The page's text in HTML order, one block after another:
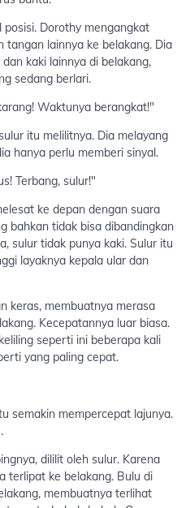
Dorothy mengangkat
lainnya ke belakang. Dia
kaki lainnya di belakang,
sedang berlari.
Waktunya berangkat!"
itu melilitnya. Dia melayang
hanya perlu memberi sinyal.
Terbang, sulur!"
ke depan dengan suara
bahkan tidak bisa dibandingkan
sulur tidak punya kaki. Sulur itu
layaknya kepala ular dan
keras, membuatnya merasa
Kecepatannya luar biasa.
seperti ini beberapa kali
yang paling cepat.
semakin mempercepat lajunya.
dililit oleh sulur. Karena
terlipat ke belakang. Bulu di
membuatnya terlihat